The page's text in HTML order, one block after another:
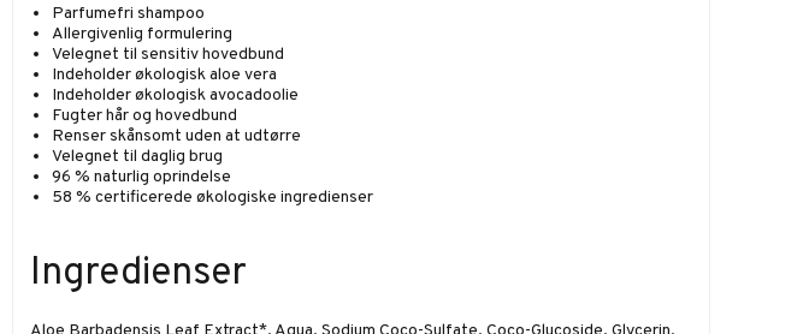
Parfumefri shampoo
Allergivenlig formulering
Velegnet til sensitiv hovedbund
Indeholder økologisk aloe vera
Indeholder økologisk avocadoolie
Fugter hår og hovedbund
Renser skånsomt uden at udtørre
Velegnet til daglig brug
96 % naturlig oprindelse
58 % certificerede økologiske ingredienser
Ingredienser